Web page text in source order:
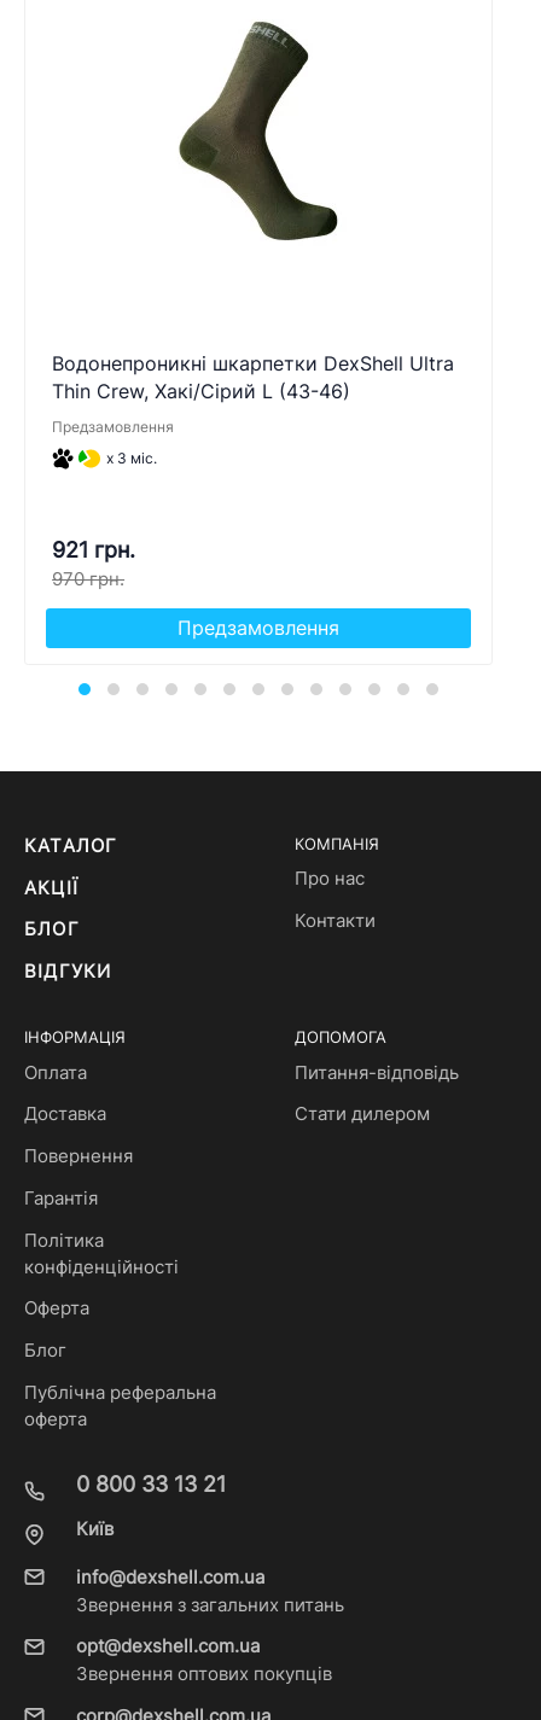
Водонепроникні шкарпетки DexShell Ultra
Thin Crew, Хакі/Сірий L (43-46)
Предзамовлення
x 3 міс.
921 грн.
970 грн.
Предзамовлення
КАТАЛОГ
АКЦІЇ
БЛОГ
ВІДГУКИ
КОМПАНІЯ
Про нас
Контакти
ІНФОРМАЦІЯ
Оплата
Доставка
Повернення
Гарантія
Політика
конфіденційності
Оферта
Блог
Публічна реферальна
оферта
ДОПОМОГА
Питання-відповідь
Стати дилером
0 800 33 13 21
Київ
info@dexshell.com.ua
Звернення з загальних питань
opt@dexshell.com.ua
Звернення оптових покупців